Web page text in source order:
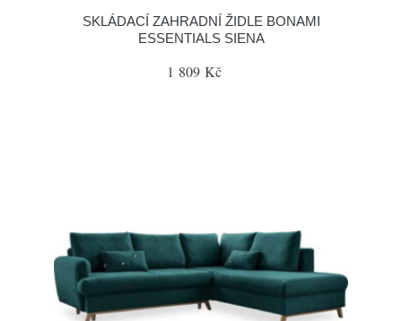
SKLÁDACÍ ZAHRADNÍ ŽIDLE BONAMI
ESSENTIALS SIENA
1 809 Kč